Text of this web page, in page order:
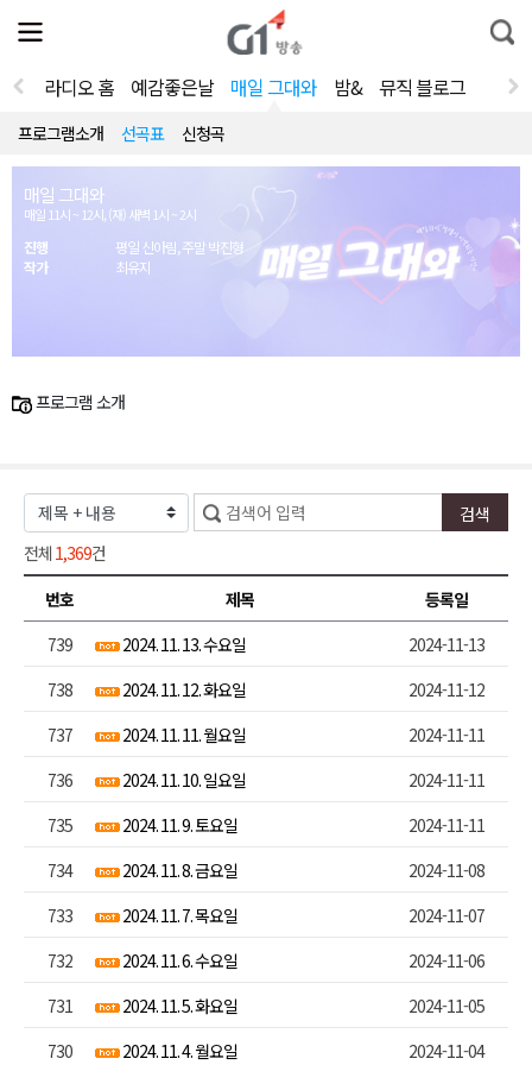
전
체
뉴
열
통
합
라디오 홈 예감좋은날 매일 그대와 밤& 뮤직 블로그
프로그램소개 선곡표 신청곡
매일 그대와
매일 11시 ~ 12시, (재) 새벽 1시 ~ 2시
진행
평일 신아림, 주말 박진형
작가
최유지
프로그램 소개
전체 1,369건
번호
제목
등록일
739
2024. 11. 13. 수요일
2024-11-13
738
2024. 11. 12. 화요일
2024-11-12
737
2024. 11. 11. 월요일
2024-11-11
736
2024. 11. 10. 일요일
2024-11-11
735
2024. 11. 9. 토요일
2024-11-11
734
2024. 11. 8. 금요일
2024-11-08
733
2024. 11. 7. 목요일
2024-11-07
732
2024. 11. 6. 수요일
2024-11-06
731
2024. 11. 5. 화요일
2024-11-05
730
2024. 11. 4. 월요일 2024-11-04